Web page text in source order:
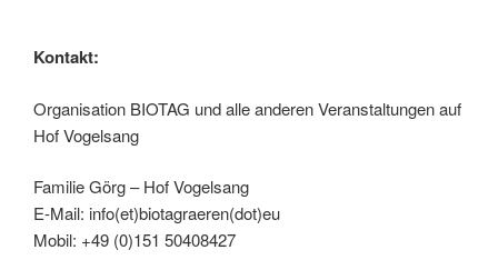
Kontakt:
Organisation BIOTAG und alle anderen Veranstaltungen auf
Hof Vogelsang
Familie Görg – Hof Vogelsang
E-Mail: info(et)biotagraeren(dot)eu
Mobil: +49 (0)151 50408427